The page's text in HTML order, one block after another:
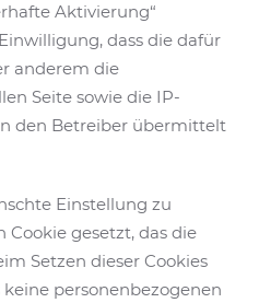
Aktivierung“
dass die dafür
anderem die
Seite sowie die IP-
den Betreiber übermittelt
Einstellung zu
Cookie gesetzt, das die
Setzen dieser Cookies
personenbezogenen